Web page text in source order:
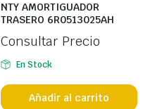
NTY AMORTIGUADOR
TRASERO 6R0513025AH
Consultar Precio
En Stock
Añadir al carrito